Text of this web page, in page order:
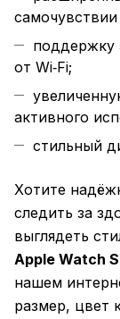
поддержку
от Wi‑Fi;
активного
стильный
Хотите
следить за
выглядеть
Apple Watch
нашем
размер, цвет